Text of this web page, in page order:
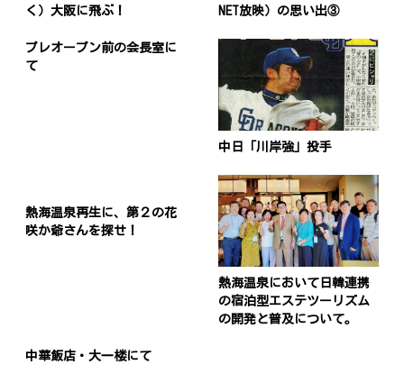
く）大阪に飛ぶ！
NET放映）の思い出③
プレオープン前の会長室に
て
中日「川岸強」投手
熱海温泉再生に、第２の花
咲か爺さんを探せ！
熱海温泉において日韓連携
の宿泊型エステツーリズム
の開発と普及について。
中華飯店・大一楼にて